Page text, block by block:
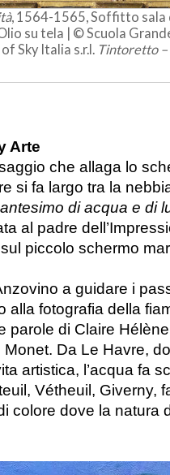
, 1564-1565, Soffitto sala
su tela | © Scuola
Sky Italia s.r.l. Tintoretto –
Arte
che allaga lo
si fa largo tra la
di acqua e di
al padre
piccolo schermo
a guidare i
alla fotografia della
parole di Claire
Da Le Havre,
artistica, l’acqua fa
Vétheuil, Giverny,
colore dove la natura